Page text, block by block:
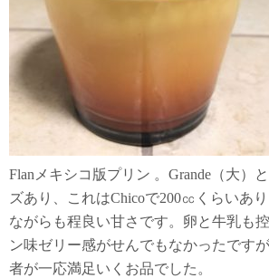
Flanメキシコ版プリン 。Grande（大）
ズあり、これはChicoで200㏄くらいあ
ながらも程良い甘さです。卵と牛乳も
ン味ゼリー感がせんでもなかったです
者が一応満足いくお品でした。